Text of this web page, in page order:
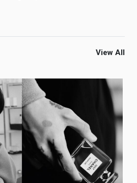
View All